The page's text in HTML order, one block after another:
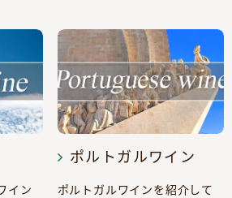
イン
ポルトガルワイン
ポルトガルワインを紹介して